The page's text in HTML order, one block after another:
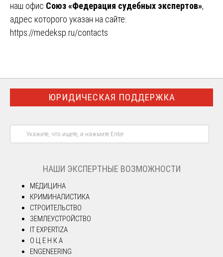
наш офис Союз «Федерация судебных экспертов»,
адрес которого указан на сайте:
https://medeksp.ru/contacts
ЮРИДИЧЕСКАЯ ПОДДЕРЖКА
НАШИ ЭКСПЕРТНЫЕ ВОЗМОЖНОСТИ
МЕДИЦИНА
КРИМИНАЛИСТИКА
СТРОИТЕЛЬСТВО
ЗЕМЛЕУСТРОЙСТВО
IT EXPERTIZA
О Ц Е Н К А
ENGENEERING